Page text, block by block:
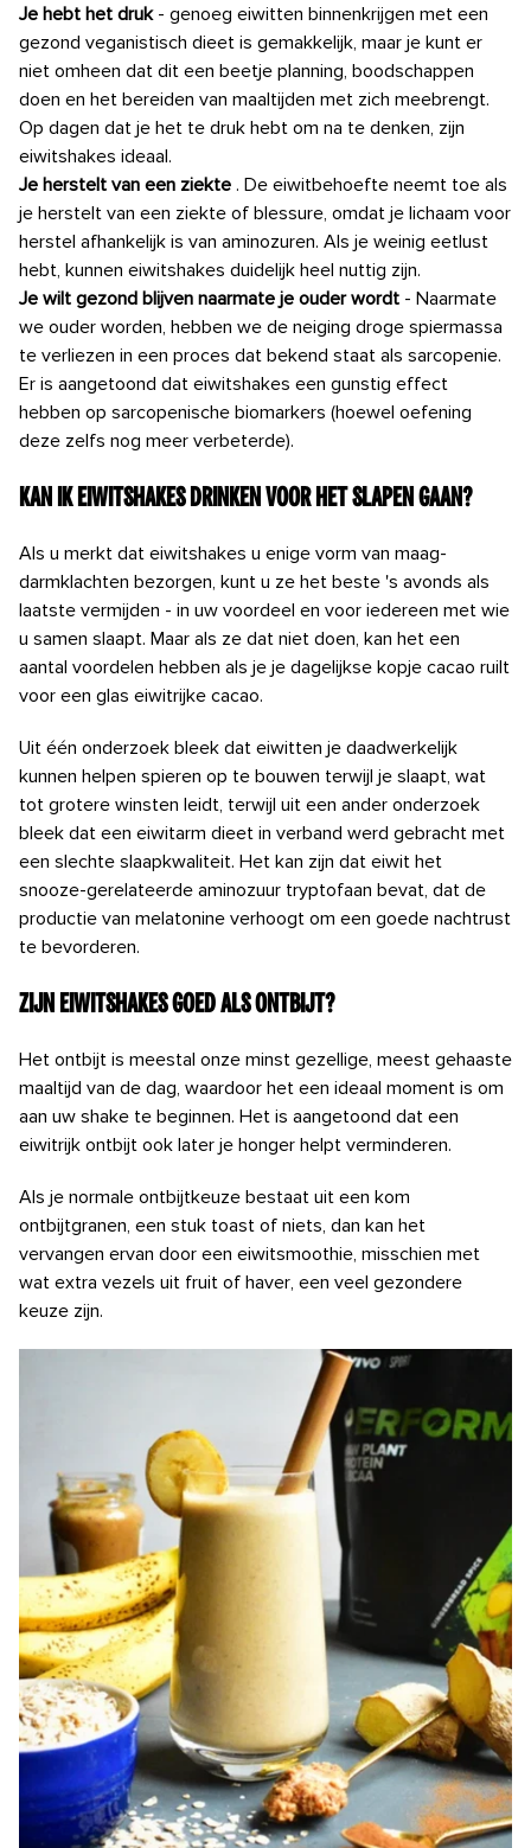
Je hebt het druk - genoeg eiwitten binnenkrijgen met een
gezond veganistisch dieet is gemakkelijk, maar je kunt er
niet omheen dat dit een beetje planning, boodschappen
doen en het bereiden van maaltijden met zich meebrengt.
Op dagen dat je het te druk hebt om na te denken, zijn
eiwitshakes ideaal.
Je herstelt van een ziekte . De eiwitbehoefte neemt toe als
je herstelt van een ziekte of blessure, omdat je lichaam voor
herstel afhankelijk is van aminozuren. Als je weinig eetlust
hebt, kunnen eiwitshakes duidelijk heel nuttig zijn.
Je wilt gezond blijven naarmate je ouder wordt - Naarmate
we ouder worden, hebben we de neiging droge spiermassa
te verliezen in een proces dat bekend staat als sarcopenie.
Er is aangetoond dat eiwitshakes een gunstig effect
hebben op sarcopenische biomarkers (hoewel oefening
deze zelfs nog meer verbeterde).
Kan ik eiwitshakes drinken voor het slapen gaan?
Als u merkt dat eiwitshakes u enige vorm van maag-
darmklachten bezorgen, kunt u ze het beste 's avonds als
laatste vermijden - in uw voordeel en voor iedereen met wie
u samen slaapt. Maar als ze dat niet doen, kan het een
aantal voordelen hebben als je je dagelijkse kopje cacao ruilt
voor een glas eiwitrijke cacao.
Uit één onderzoek bleek dat eiwitten je daadwerkelijk
kunnen helpen spieren op te bouwen terwijl je slaapt, wat
tot grotere winsten leidt, terwijl uit een ander onderzoek
bleek dat een eiwitarm dieet in verband werd gebracht met
een slechte slaapkwaliteit. Het kan zijn dat eiwit het
snooze-gerelateerde aminozuur tryptofaan bevat, dat de
productie van melatonine verhoogt om een ​​goede nachtrust
te bevorderen.
Zijn eiwitshakes goed als ontbijt?
Het ontbijt is meestal onze minst gezellige, meest gehaaste
maaltijd van de dag, waardoor het een ideaal moment is om
aan uw shake te beginnen. Het is aangetoond dat een
eiwitrijk ontbijt ook later je honger helpt verminderen.
Als je normale ontbijtkeuze bestaat uit een kom
ontbijtgranen, een stuk toast of niets, dan kan het
vervangen ervan door een eiwitsmoothie, misschien met
wat extra vezels uit fruit of haver, een veel gezondere
keuze zijn.